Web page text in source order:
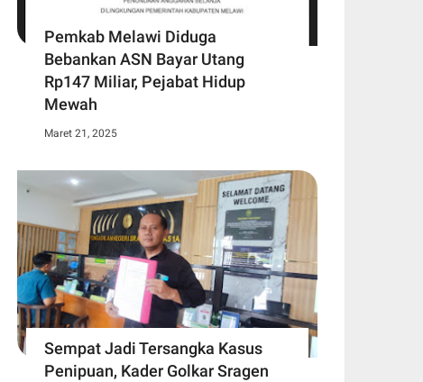
Pemkab Melawi Diduga
Bebankan ASN Bayar Utang
Rp147 Miliar, Pejabat Hidup
Mewah
Maret 21, 2025
Sempat Jadi Tersangka Kasus
Penipuan, Kader Golkar Sragen